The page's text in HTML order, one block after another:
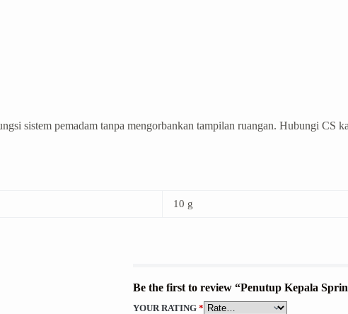
sistem pemadam tanpa mengorbankan tampilan ruangan. Hubungi CS
10 g
Be the first to review “Penutup Kepala
YOUR RATING*